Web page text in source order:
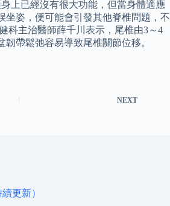
上已經沒有很大功能，但當身體適應
坐姿，便可能會引發其他脊椎問題，不
科主治醫師薛千川表示，尾椎由3～4
帶鬆弛容易導致尾椎關節位移。
NEXT
更新）